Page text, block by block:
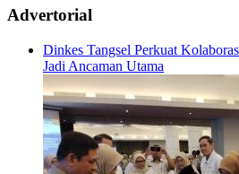
Advertorial
Dinkes Tangsel Perkuat
Jadi Ancaman Utama